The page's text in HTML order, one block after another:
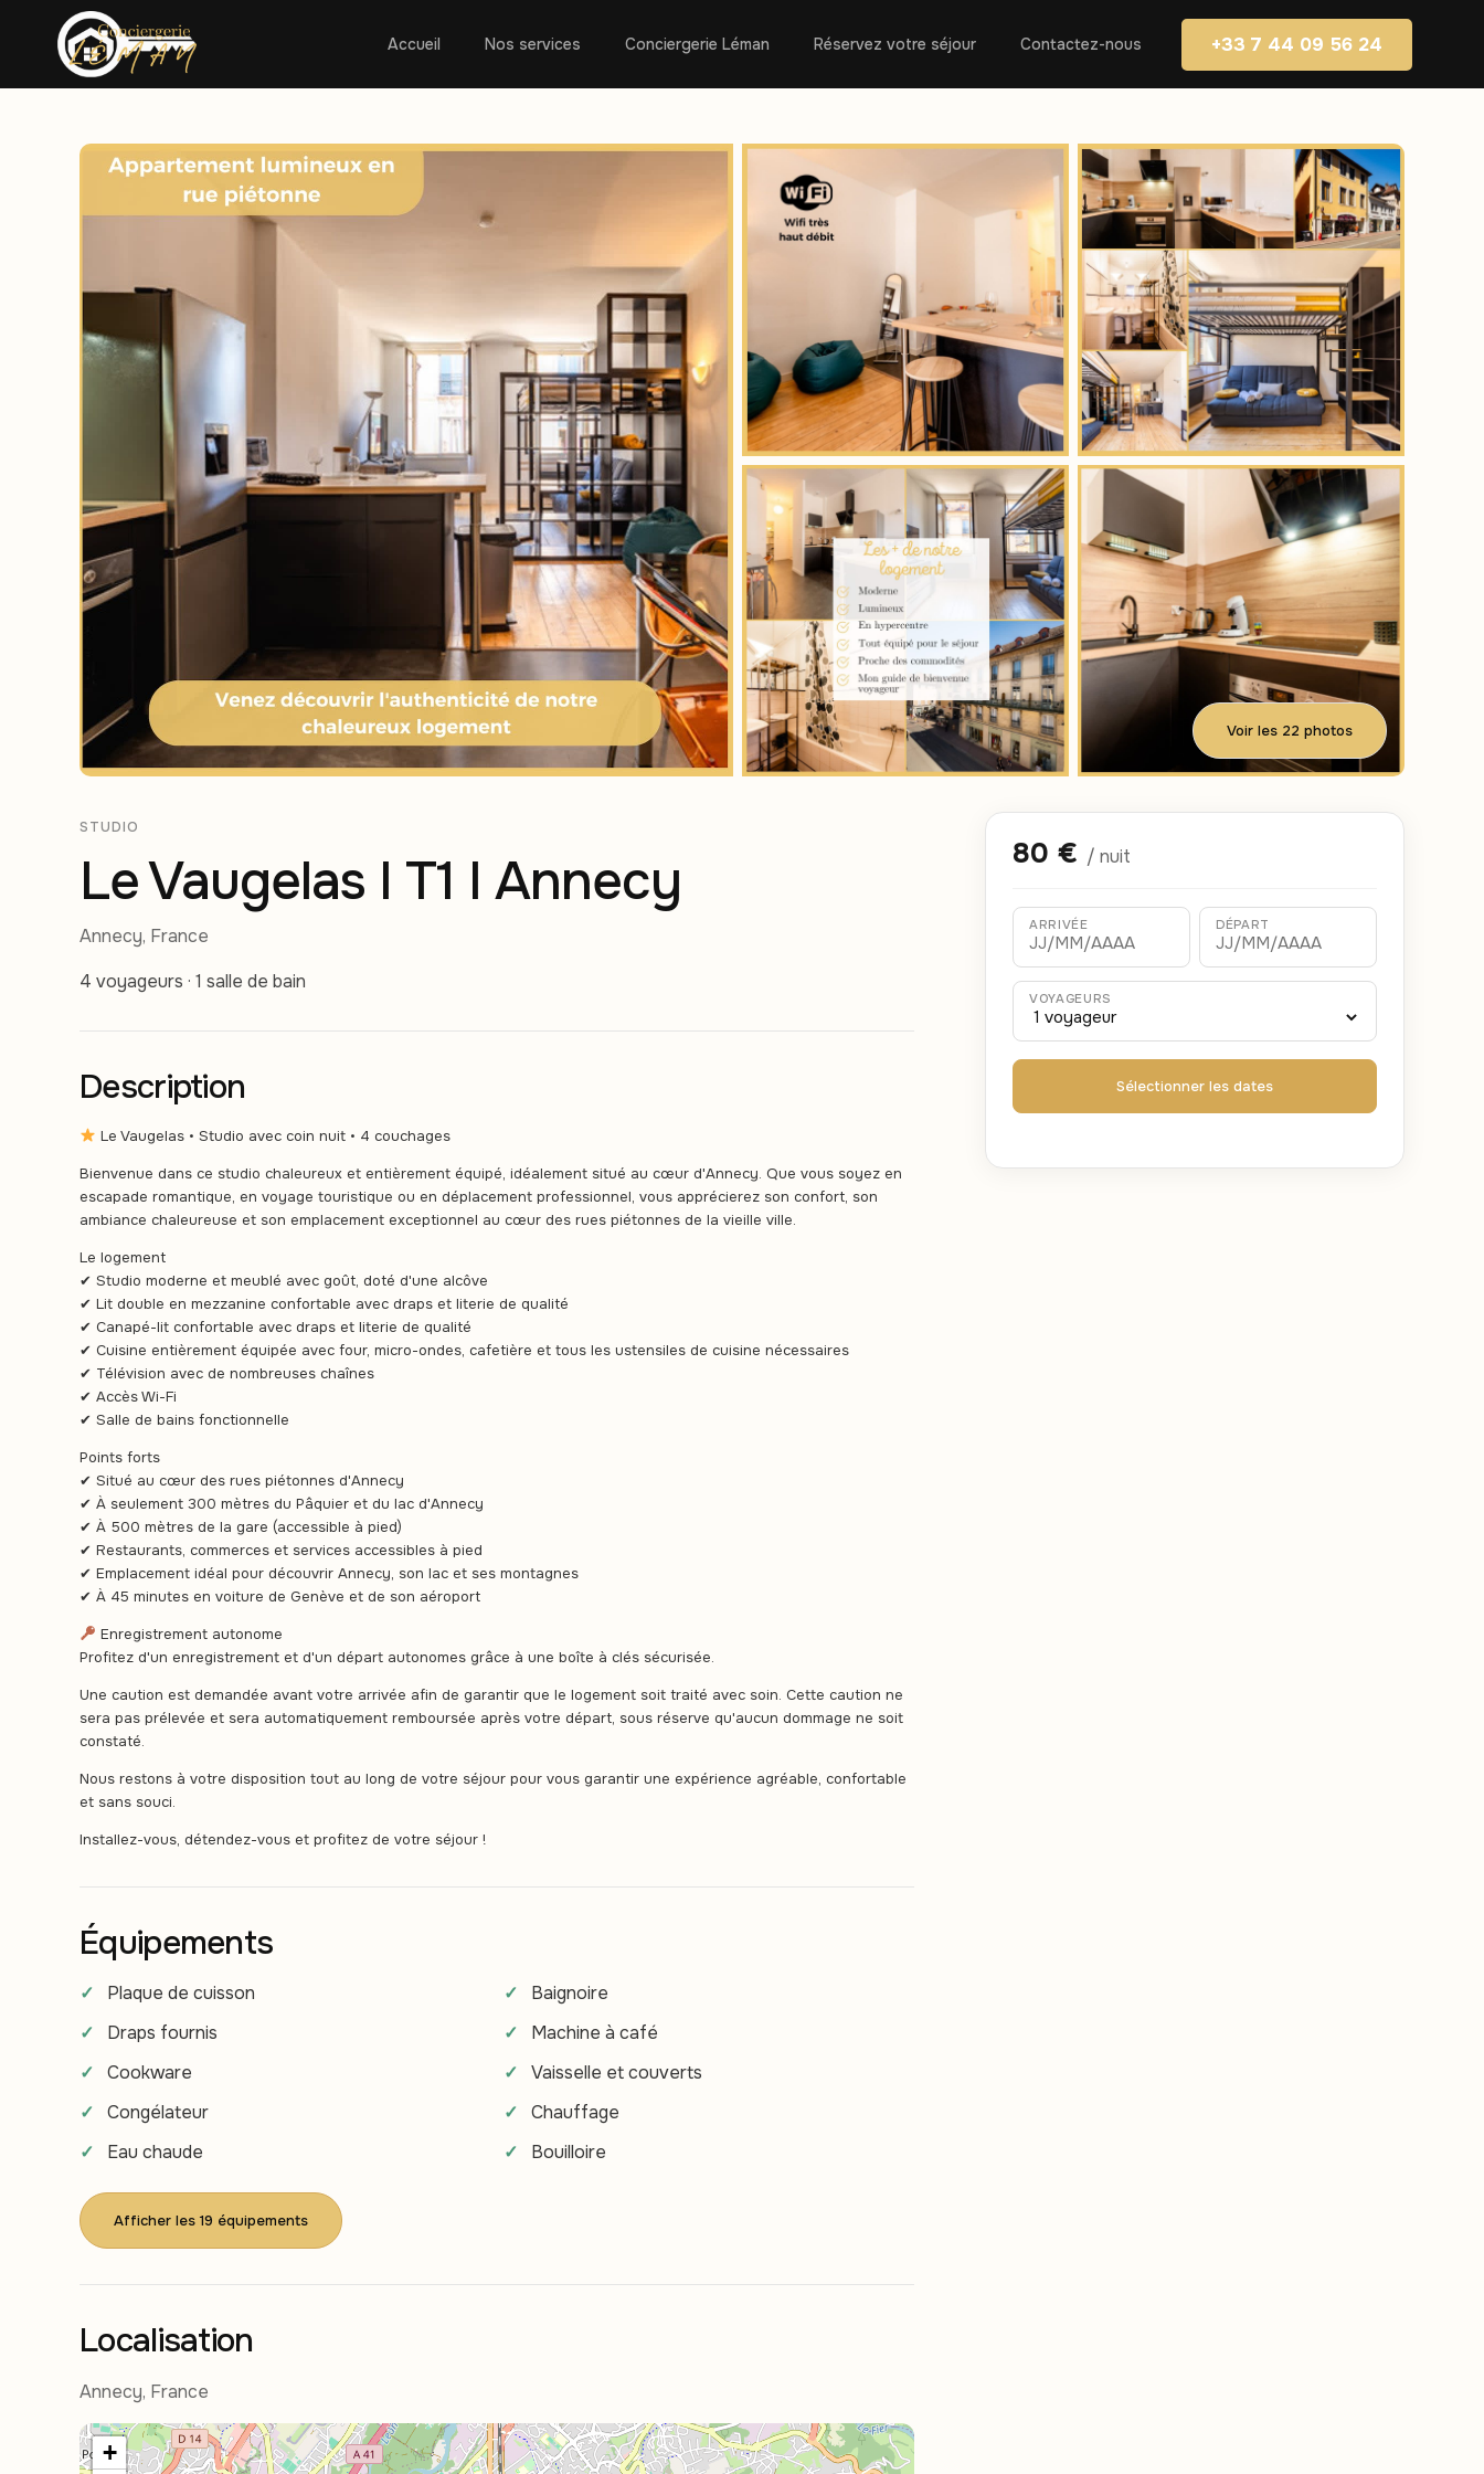
Accueil Nos services Conciergerie Léman Réservez votre séjour Contactez-nous +33 7 44 09 56 24
Voir les 22 photos
STUDIO
Le Vaugelas I T1 I Annecy
Annecy, France
4 voyageurs · 1 salle de bain
Description
Le Vaugelas • Studio avec coin nuit • 4 couchages
Bienvenue dans ce studio chaleureux et entièrement équipé, idéalement situé au cœur d'Annecy. Que vous soyez en
escapade romantique, en voyage touristique ou en déplacement professionnel, vous apprécierez son confort, son
ambiance chaleureuse et son emplacement exceptionnel au cœur des rues piétonnes de la vieille ville.
Le logement
✔ Studio moderne et meublé avec goût, doté d'une alcôve
✔ Lit double en mezzanine confortable avec draps et literie de qualité
✔ Canapé-lit confortable avec draps et literie de qualité
✔ Cuisine entièrement équipée avec four, micro-ondes, cafetière et tous les ustensiles de cuisine nécessaires
✔ Télévision avec de nombreuses chaînes
✔ Accès Wi-Fi
✔ Salle de bains fonctionnelle
Points forts
✔ Situé au cœur des rues piétonnes d'Annecy
✔ À seulement 300 mètres du Pâquier et du lac d'Annecy
✔ À 500 mètres de la gare (accessible à pied)
✔ Restaurants, commerces et services accessibles à pied
✔ Emplacement idéal pour découvrir Annecy, son lac et ses montagnes
✔ À 45 minutes en voiture de Genève et de son aéroport
Enregistrement autonome
Profitez d'un enregistrement et d'un départ autonomes grâce à une boîte à clés sécurisée.
Une caution est demandée avant votre arrivée afin de garantir que le logement soit traité avec soin. Cette caution ne
sera pas prélevée et sera automatiquement remboursée après votre départ, sous réserve qu'aucun dommage ne soit
constaté.
Nous restons à votre disposition tout au long de votre séjour pour vous garantir une expérience agréable, confortable
et sans souci.
Installez-vous, détendez-vous et profitez de votre séjour !
Équipements
Plaque de cuisson
Baignoire
Draps fournis
Machine à café
Cookware
Vaisselle et couverts
Congélateur
Chauffage
Eau chaude
Bouilloire
Afficher les 19 équipements
Localisation
Annecy, France
+
80 € / nuit
ARRIVÉE DÉPART
VOYAGEURS
Sélectionner les dates